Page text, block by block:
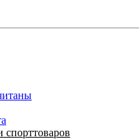
спорттоваров